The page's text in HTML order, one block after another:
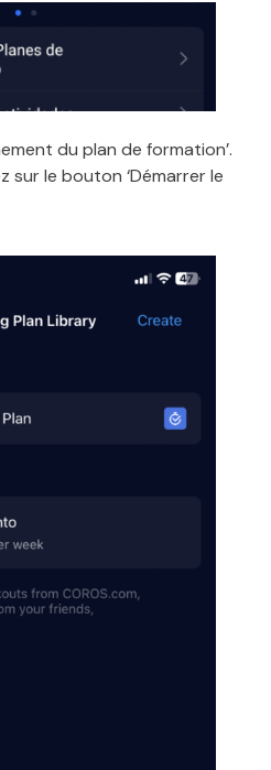
du plan de formation’.
sur le bouton ‘Démarrer le